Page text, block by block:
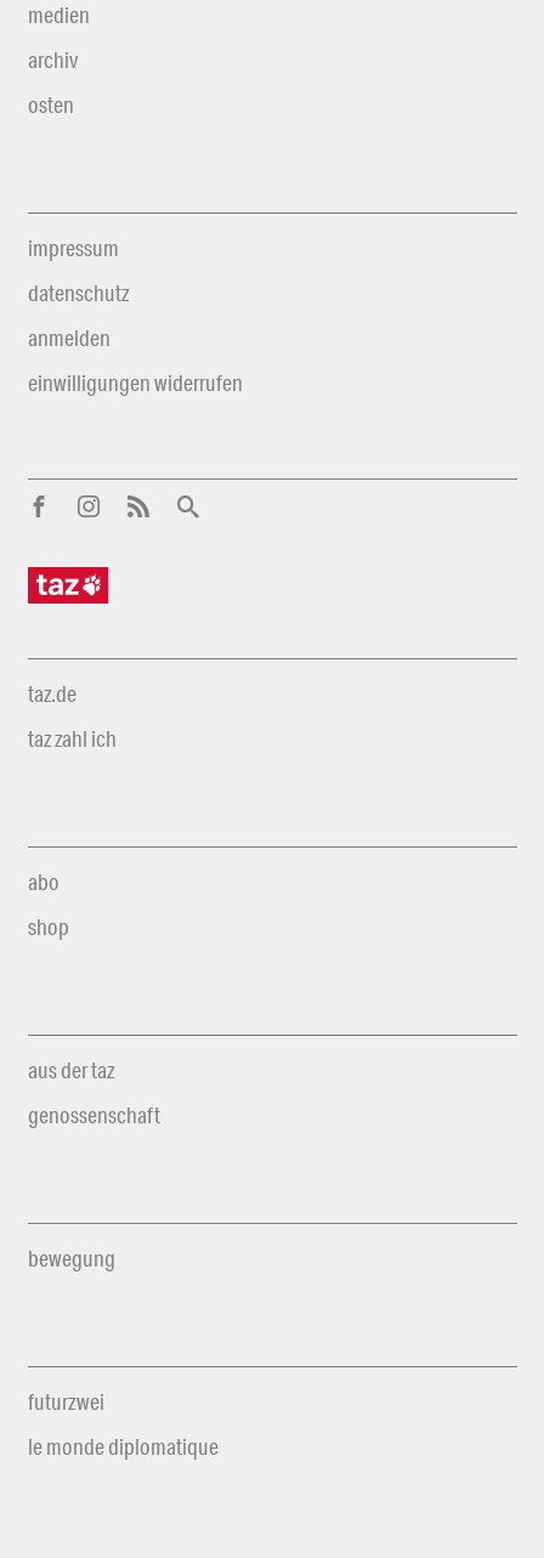
medien
archiv
osten
impressum
datenschutz
anmelden
einwilligungen widerrufen
taz.de
taz zahl ich
abo
shop
aus der taz
genossenschaft
bewegung
futurzwei
le monde diplomatique